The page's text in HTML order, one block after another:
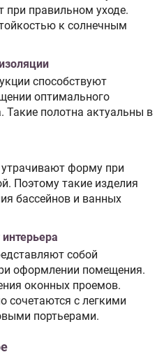
при правильном уходе.
к солнечным
способствуют
оптимального
Такие полотна актуальны в
форму при
Поэтому такие изделия
бассейнов и ванных
собой
оформлении помещения.
оконных проемов.
сочетаются с легкими
портьерами.